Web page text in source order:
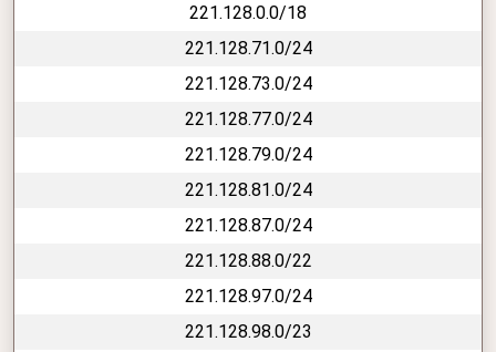
221.128.0.0/18
221.128.71.0/24
221.128.73.0/24
221.128.77.0/24
221.128.79.0/24
221.128.81.0/24
221.128.87.0/24
221.128.88.0/22
221.128.97.0/24
221.128.98.0/23